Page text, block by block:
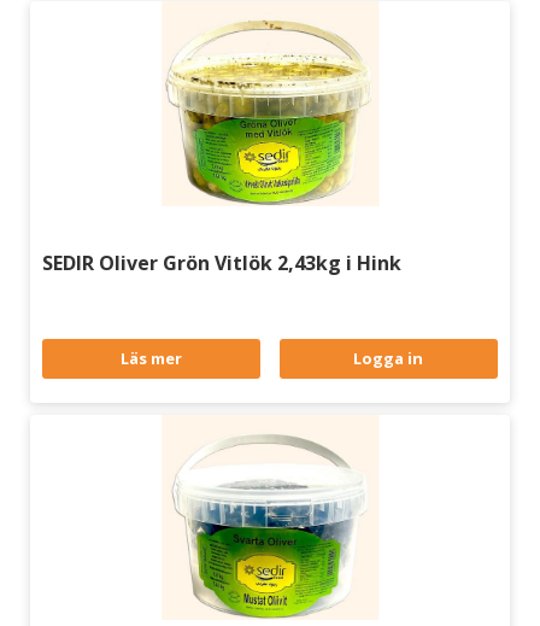
SEDIR Oliver Grön Vitlök 2,43kg i Hink
Läs mer Logga in